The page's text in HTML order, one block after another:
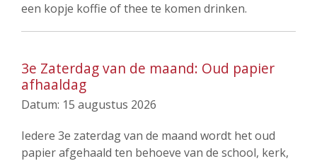
een kopje koffie of thee te komen drinken.
3e Zaterdag van de maand: Oud papier
afhaaldag
Datum: 15 augustus 2026
Iedere 3e zaterdag van de maand wordt het oud
papier afgehaald ten behoeve van de school, kerk,